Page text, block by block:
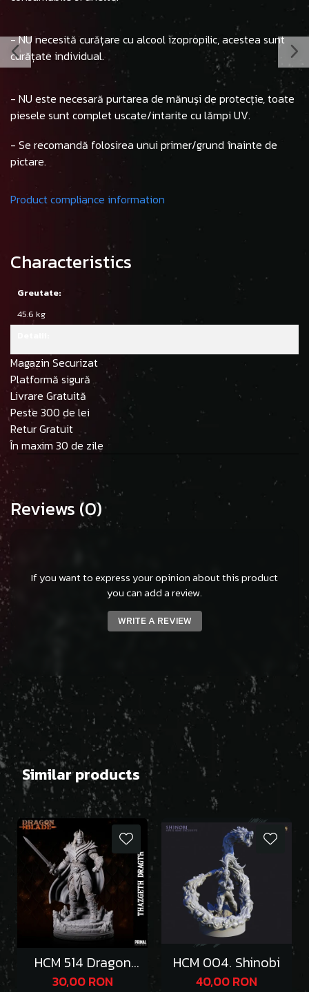
- NU necesită curățare cu alcool izopropilic, acestea sunt
curățate individual.
- NU este necesară purtarea de mănuși de protecție, toate
piesele sunt complet uscate/intarite cu lămpi UV.
- Se recomandă folosirea unui primer/grund înainte de
pictare.
Product compliance information
Characteristics
Greutate:
45.6 kg
Magazin Securizat
Platformă sigură
Livrare Gratuită
Peste 300 de lei
Retur Gratuit
În maxim 30 de zile
Reviews (0)
If you want to express your opinion about this product
you can add a review.
WRITE A REVIEW
Similar products
HCM 514 Dragon
Emperor Thazgeth
30,00 RON
HCM 004. Shinobi
40,00 RON